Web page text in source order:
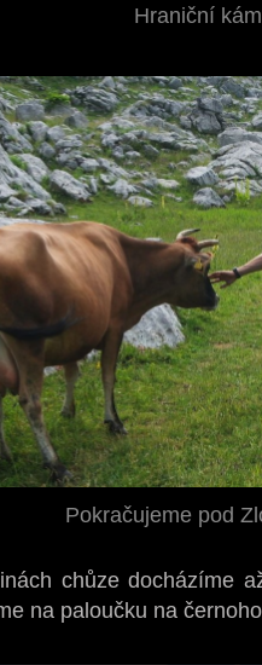
Hraniční
Pokračujeme pod
chůze docházíme
na paloučku na